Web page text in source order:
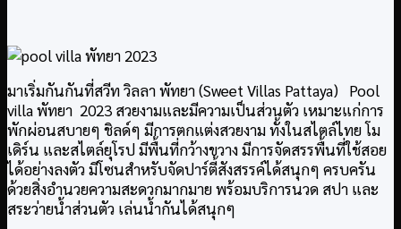
มาเริ่มกันกันที่สวีท วิลลา พัทยา (Sweet Villas Pattaya) Pool
villa พัทยา 2023 สวยงามและมีความเป็นส่วนตัว เหมาะแก่การ
พักผ่อนสบายๆ ชิลด์ๆ มีการตกแต่งสวยงาม ทั้งในสไตล์ไทย โม
เดิร์น และสไตล์ยุโรป มีพื้นที่กว้างขวาง มีการจัดสรรพื้นที่ใช้สอย
ได้อย่างลงตัว มีโซนสำหรับจัดปาร์ตี้สังสรรค์ได้สนุกๆ ครบครัน
ด้วยสิ่งอำนวยความสะดวกมากมาย พร้อมบริการนวด สปา และ
สระว่ายน้ำส่วนตัว เล่นน้ำกันได้สนุกๆ